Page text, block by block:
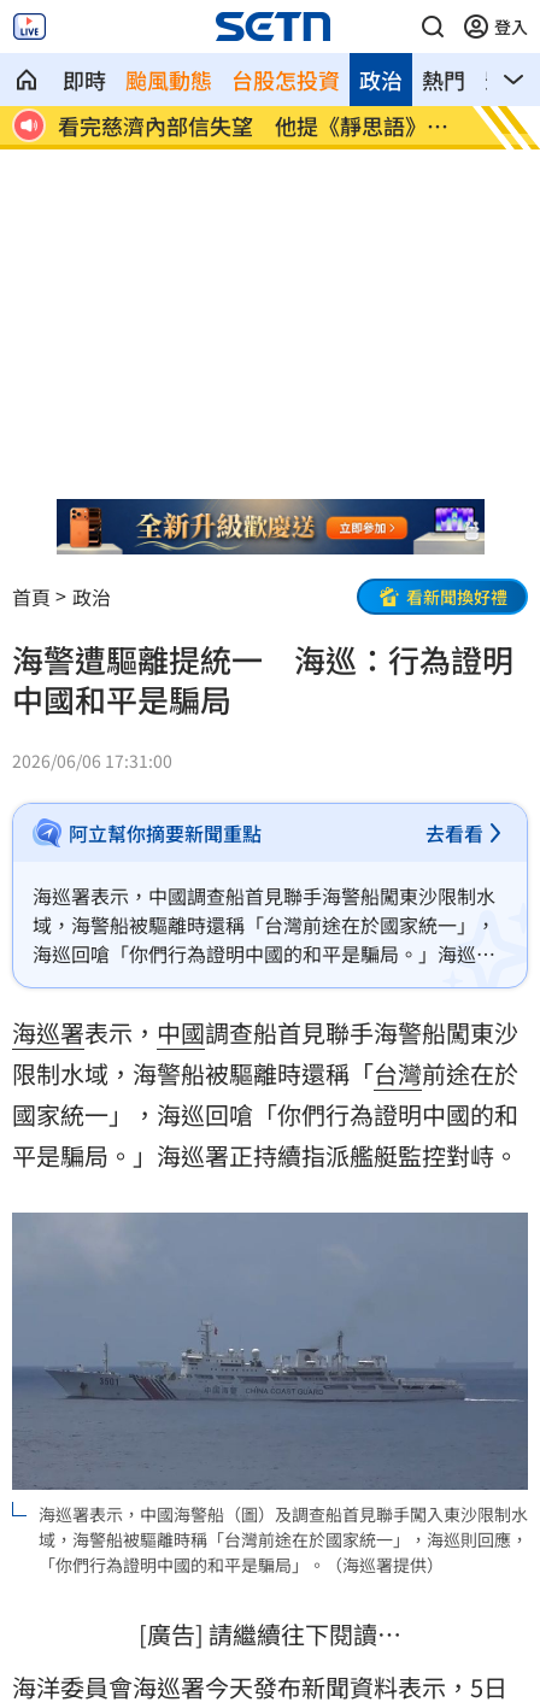
登入
即時 颱風動態 台股怎投資 熱門 影音
政治
酸
台玻夫人稱長子2原因逝 兒媳嗆：我不信 徐巧
首頁 政治 看新聞換好禮
海警遭驅離提統一 海巡：行為證明
中國和平是騙局
2026/06/06 17:31:00
阿立幫你摘要新聞重點 去看看
海巡署表示，中國調查船首見聯手海警船闖東沙限制水
域，海警船被驅離時還稱「台灣前途在於國家統一」，
海巡回嗆「你們行為證明中國的和平是騙局。」海巡署
正持續指派艦艇監控對峙。
海巡署表示， 中國調查船首見聯手海警船闖東沙
限制水域，海警船被驅離時還稱「台灣前途在於
國家統一」，海巡回嗆「你們行為證明中國的和
平是騙局。」海巡署正持續指派艦艇監控對峙。
海巡署表示，中國海警船（圖）及調查船首見聯手闖入東沙限制水
域，海警船被驅離時稱「台灣前途在於國家統一」，海巡則回應，
「你們行為證明中國的和平是騙局」。（海巡署提供）
[廣告] 請繼續往下閱讀…
海洋委員會海巡署今天發布新聞資料表示，5日